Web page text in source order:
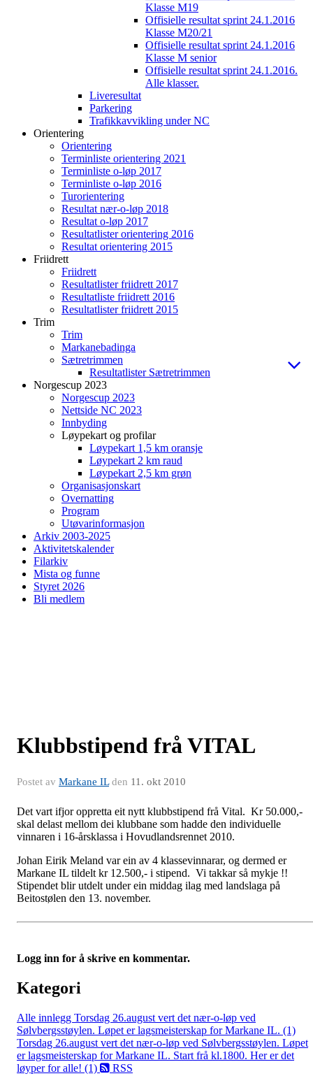
Klasse M19
Offisielle resultat sprint 24.1.2016
Klasse M20/21
Offisielle resultat sprint 24.1.2016
Klasse M senior
Offisielle resultat sprint 24.1.2016.
Alle klasser.
Liveresultat
Parkering
Trafikkavvikling under NC
Orientering
Orientering
Terminliste orientering 2021
Terminliste o-løp 2017
Terminliste o-løp 2016
Turorientering
Resultat nær-o-løp 2018
Resultat o-løp 2017
Resultatlister orientering 2016
Resultat orientering 2015
Friidrett
Friidrett
Resultatlister friidrett 2017
Resultatliste friidrett 2016
Resultatlister friidrett 2015
Trim
Trim
Markanebadinga
Sætretrimmen
Resultatlister Sætretrimmen
Norgescup 2023
Norgescup 2023
Nettside NC 2023
Innbyding
Løypekart og profilar
Løypekart 1,5 km oransje
Løypekart 2 km raud
Løypekart 2,5 km grøn
Organisasjonskart
Overnatting
Program
Utøvarinformasjon
Arkiv 2003-2025
Aktivitetskalender
Filarkiv
Mista og funne
Styret 2026
Bli medlem
Klubbstipend frå VITAL
Postet av Markane ILden 11. okt 2010
Det vart ifjor oppretta eit nytt klubbstipend frå Vital. Kr 50.000,-
skal delast mellom dei klubbane som hadde den individuelle
vinnaren i 16-årsklassa i Hovudlandsrennet 2010.
Johan Eirik Meland var ein av 4 klassevinnarar, og dermed er
Markane IL tildelt kr 12.500,- i stipend. Vi takkar så mykje !!
Stipendet blir utdelt under ein middag ilag med landslaga på
Beitostølen den 13. november.
Logg inn for å skrive en kommentar.
Kategori
Alle innlegg Torsdag 26.august vert det nær-o-løp ved
Sølvbergsstøylen. Løpet er lagsmeisterskap for Markane IL. (1)
Torsdag 26.august vert det nær-o-løp ved Sølvbergsstøylen. Løpet
er lagsmeisterskap for Markane IL. Start frå kl.1800. Her er det
løyper for alle! (1)
RSS